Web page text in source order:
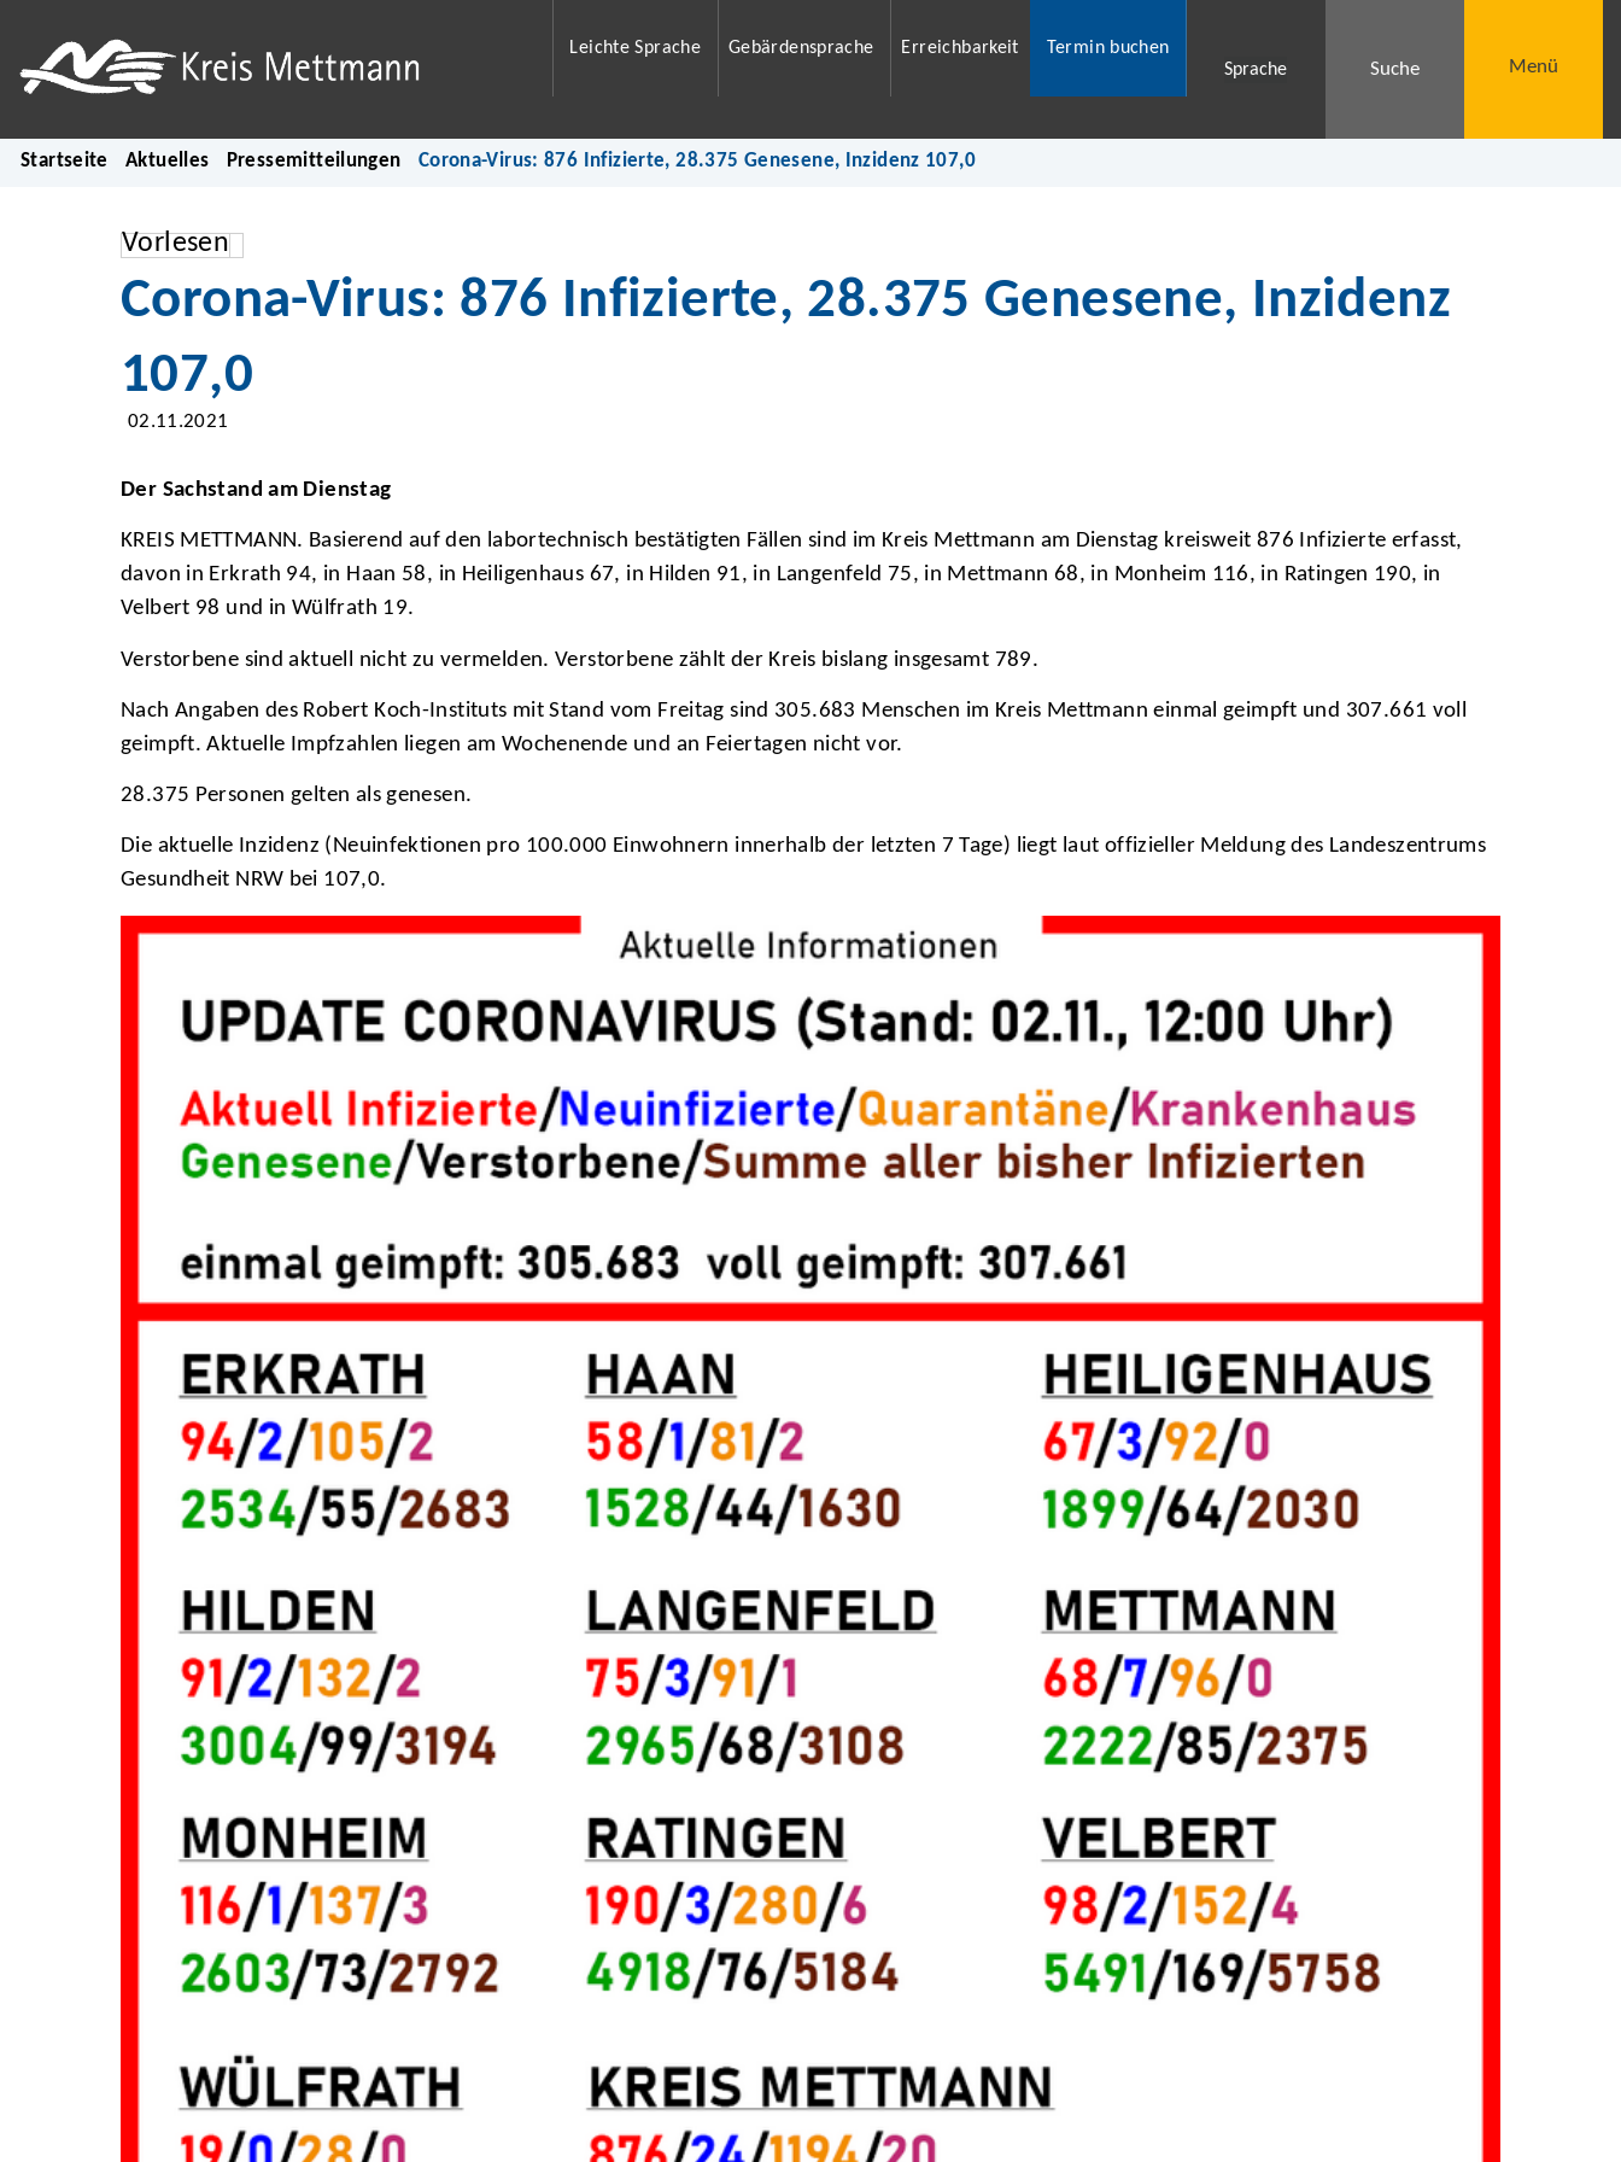
Leichte Sprache Gebärdensprache Erreichbarkeit
Termin buchen
Sprache
Suche Menü
Startseite Aktuelles Pressemitteilungen Corona-Virus: 876 Infizierte, 28.375 Genesene, Inzidenz 107,0
Vorlesen
Corona-Virus: 876 Infizierte, 28.375 Genesene, Inzidenz
107,0
02.11.2021
Der Sachstand am Dienstag
KREIS METTMANN. Basierend auf den labortechnisch bestätigten Fällen sind im Kreis Mettmann am Dienstag kreisweit 876 Infizierte erfasst,
davon in Erkrath 94, in Haan 58, in Heiligenhaus 67, in Hilden 91, in Langenfeld 75, in Mettmann 68, in Monheim 116, in Ratingen 190, in
Velbert 98 und in Wülfrath 19.
Verstorbene sind aktuell nicht zu vermelden. Verstorbene zählt der Kreis bislang insgesamt 789.
Nach Angaben des Robert Koch-Instituts mit Stand vom Freitag sind 305.683 Menschen im Kreis Mettmann einmal geimpft und 307.661 voll
geimpft. Aktuelle Impfzahlen liegen am Wochenende und an Feiertagen nicht vor.
28.375 Personen gelten als genesen.
Die aktuelle Inzidenz (Neuinfektionen pro 100.000 Einwohnern innerhalb der letzten 7 Tage) liegt laut offizieller Meldung des Landeszentrums
Gesundheit NRW bei 107,0.